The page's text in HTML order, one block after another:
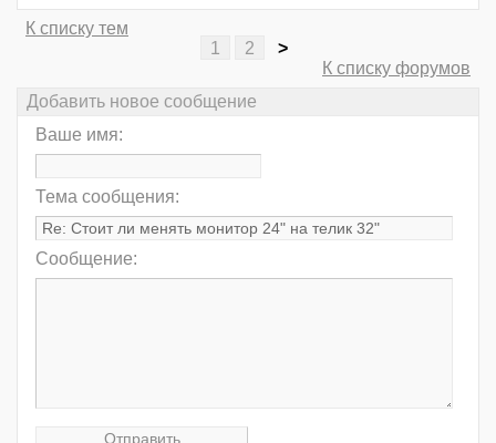
К списку тем
1
2
>
К списку форумов
Добавить новое сообщение
Ваше имя:
Тема сообщения:
Сообщение: